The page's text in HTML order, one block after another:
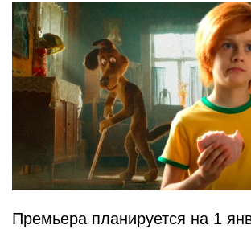
Премьера планируется на 1